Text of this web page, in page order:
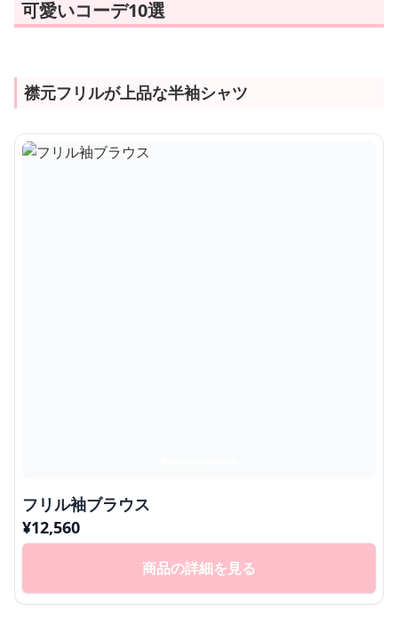
可愛いコーデ10選
襟元フリルが上品な半袖シャツ
フリル袖ブラウス
¥12,560
商品の詳細を見る